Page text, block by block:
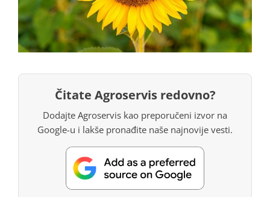
Čitate Agroservis redovno?
Dodajte Agroservis kao preporučeni izvor na
Google-u i lakše pronađite naše najnovije vesti.